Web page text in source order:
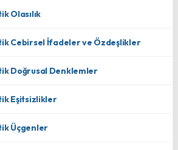
Olasılık
Cebirsel İfadeler ve Özdeşlikler
Doğrusal Denklemler
Eşitsizlikler
Üçgenler